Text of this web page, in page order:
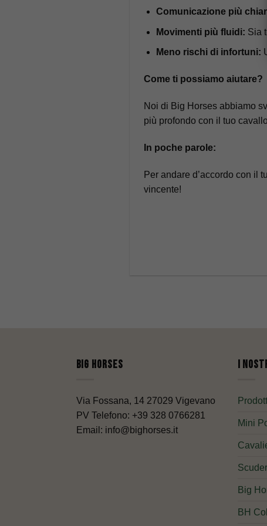
Comunicazione più
Movimenti più fluidi: Sia
Meno rischi di infortuni:
Come ti possiamo aiutare?
Noi di Big Horses abbiamo
più profondo con il tuo
In poche parole:
Per andare d’accordo con il
vincente!
Big Horses
Via Fossana, 14 27029 Vigevano
PV Telefono: +39 328 0766281
Email: info@bighorses.it
I
Mini
Big
BH